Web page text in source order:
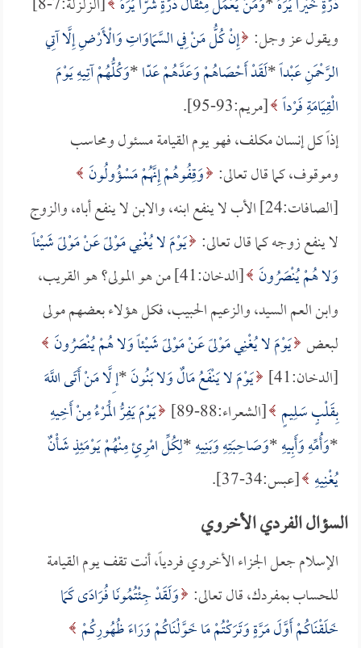
ويقول عز وجل: إِنْ كُلُّ مَنْ فِي السَّمَاوَاتِ وَالْأَرْضِ إِلَّا آتِي
الرَّحْمَنِ عَبْداً*لَقَدْ أَحْصَاهُمْ وَعَدَّهُمْ عَدّا*وَكُلُّهُمْ آتِيهِ يَوْمَ
الْقِيَامَةِ فَرْداً [مريم:93-95].
إذاً كل إنسان مكلف، فهو يوم القيامة مسئول ومحاسب
وموقوف، كما قال تعالى: وَقِفُوهُمْ إِنَّهُمْ مَسْؤُولُونَ
[الصافات:24] الأب لا ينفع ابنه، والابن لا ينفع أباه، والزوج
لا ينفع زوجه كما قال تعالى: يَوْمَ لا يُغْنِي مَوْلىً عَنْ مَوْلىً شَيْئاً
وَلا هُمْ يُنْصَرُونَ
[الدخان:41] من هو المولى؟ هو القريب،
وابن العم السيد، والزعيم الحبيب، فكل هؤلاء بعضهم مولى
لبعض يَوْمَ لا يُغْنِي مَوْلىً عَنْ مَوْلىً شَيْئاً وَلا هُمْ يُنْصَرُونَ
[الدخان:41]
يَوْمَ لا يَنْفَعُ مَالٌ وَلا بَنُونَ*إ ِلَّا مَنْ أَتَى اللَّهَ
بِقَلْبٍ سَلِيمٍ [الشعراء:88-89]
يَوْمَ يَفِرُّ الْمَرْءُ مِنْ أَخِيهِ
*وَأُمِّهِ وَأَبِيهِ*وَصَاحِبَتِهِ وَبَنِيهِ*لِكُلِّ امْرِئٍ مِنْهُمْ يَوْمَئِذٍ شَأْنٌ
يُغْنِيهِ [عبس:34-37].
السؤال الفردي الأخروي
الإسلام جعل الجزاء الأخروي فردياً، أنت تقف يوم القيامة
للحساب بمفردك، قال تعالى: وَلَقَدْ جِئْتُمُونَا فُرَادَى كَمَا
خَلَقْنَاكُمْ أَوَّلَ مَرَّةٍ وَتَرَكْتُمْ مَا خَوَّلْنَاكُمْ وَرَاءَ ظُهُورِكُمْ